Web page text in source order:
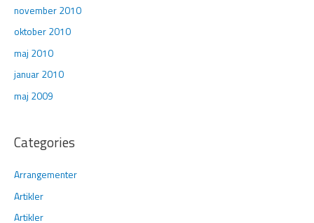
november 2010
oktober 2010
maj 2010
januar 2010
maj 2009
Categories
Arrangementer
Artikler
Artikler